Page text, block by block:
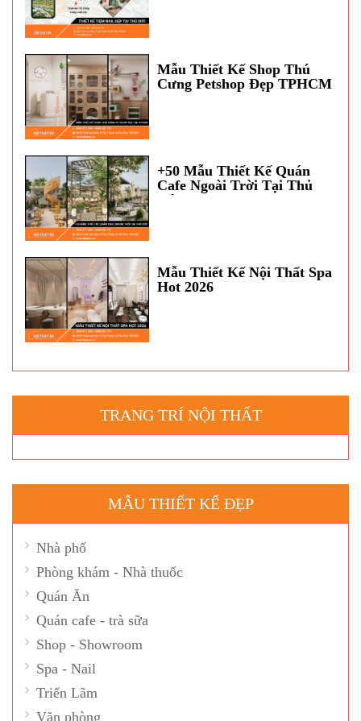
Mẫu Thiết Kế Shop Thú
Cưng Petshop Đẹp TPHCM
+50 Mẫu Thiết Kế Quán
Cafe Ngoài Trời Tại Thủ
Đức
Mẫu Thiết Kế Nội Thất Spa
Hot 2026
TRANG TRÍ NỘI THẤT
MẪU THIẾT KẾ ĐẸP
Nhà phố
Phòng khám - Nhà thuốc
Quán Ăn
Quán cafe - trà sữa
Shop - Showroom
Spa - Nail
Triển Lãm
Văn phòng